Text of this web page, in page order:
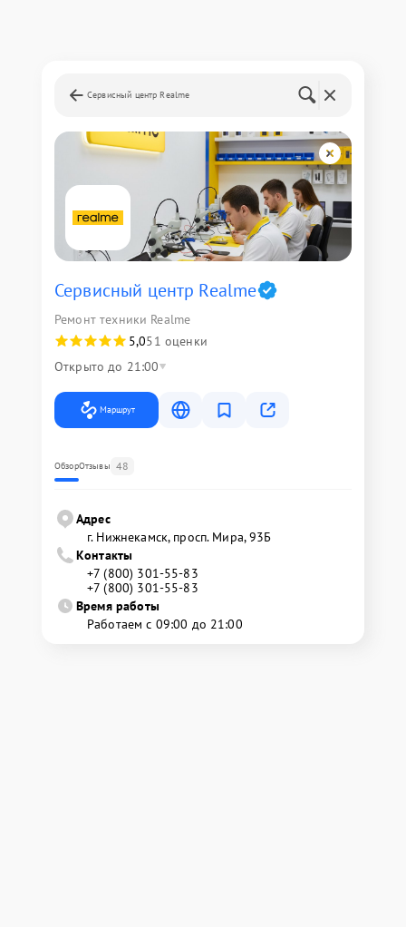
Сервисный центр Realme
Сервисный центр Realme
Ремонт техники Realme
5,051 оценки
Открыто до 21:00
Маршрут
ОбзорОтзывы 48
Адрес
г. Нижнекамск, просп. Мира, 93Б
Контакты
+7 (800) 301-55-83
+7 (800) 301-55-83
Время работы
Работаем с 09:00 до 21:00